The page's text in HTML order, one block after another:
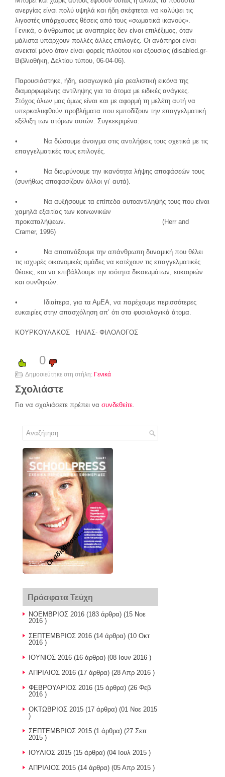
ανεργίας είναι πολύ υψηλά και ήδη σκέφτεται να καλύψει τις
λιγοστές υπάρχουσες θέσεις από τους «σωματικά ικανούς».
Γενικά, ο άνθρωπος με αναπηρίες δεν είναι επιλέξιμος, όταν
μάλιστα υπάρχουν πολλές άλλες επιλογές. Οι ανάπηροι είναι
ανεκτοί μόνο όταν είναι φορείς πλούτου και εξουσίας (disabled.gr-
Βιβλιοθήκη, Δελτίου τύπου, 06-04-06).
Παρουσιάστηκε, ήδη, εισαγωγικά μία ρεαλιστική εικόνα της
διαμορφωμένης αντίληψης για τα άτομα με ειδικές ανάγκες.
Στόχος όλων μας όμως είναι και με αφορμή τη μελέτη αυτή να
υπερκαλυφθούν προβλήματα που εμποδίζουν την επαγγελματική
εξέλιξη των ατόμων αυτών. Συγκεκριμένα:
• Να δώσουμε άνοιγμα στις αντιλήψεις τους σχετικά με τις
επαγγελματικές τους επιλογές.
• Να διευρύνουμε την ικανότητα λήψης αποφάσεών τους
(συνήθως αποφασίζουν άλλοι γι’ αυτά).
• Να αυξήσουμε τα επίπεδα αυτοαντίληψής τους που είναι
χαμηλά εξαιτίας των κοινωνικών
προκαταλήψεων. (Herr and
Cramer, 1996)
• Να αποτινάξουμε την απάνθρωπη δυναμική που θέλει
τις ισχυρές οικονομικές ομάδες να κατέχουν τις επαγγελματικές
θέσεις, και να επιβάλλουμε την ισότητα δικαιωμάτων, ευκαιριών
και συνθηκών.
• Ιδιαίτερα, για τα ΑμΕΑ, να παρέχουμε περισσότερες
ευκαιρίες στην απασχόληση απ’ ότι στα φυσιολογικά άτομα.
ΚΟΥΡΚΟΥΛΑΚΟΣ ΗΛΙΑΣ- ΦΙΛΟΛΟΓΟΣ
0
Δημοσιεύτηκε στη στήλη: Γενικά
Σχολιάστε
Για να σχολιάσετε πρέπει να συνδεθείτε.
Οι αδιάβαστοι...
Πρόσφατα Τεύχη
ΝΟΕΜΒΡΙΟΣ 2016 (183 άρθρα) (15 Νοε
2016 )
ΣΕΠΤΕΜΒΡΙΟΣ 2016 (14 άρθρα) (10 Οκτ
2016 )
ΙΟΥΝΙΟΣ 2016 (16 άρθρα) (08 Ιουν 2016 )
ΑΠΡΙΛΙΟΣ 2016 (17 άρθρα) (28 Απρ 2016 )
ΦΕΒΡΟΥΑΡΙΟΣ 2016 (15 άρθρα) (26 Φεβ
2016 )
ΟΚΤΩΒΡΙΟΣ 2015 (17 άρθρα) (01 Νοε 2015
)
ΣΕΠΤΕΜΒΡΙΟΣ 2015 (1 άρθρα) (27 Σεπ
2015 )
ΙΟΥΛΙΟΣ 2015 (15 άρθρα) (04 Ιουλ 2015 )
ΑΠΡΙΛΙΟΣ 2015 (14 άρθρα) (05 Απρ 2015 )